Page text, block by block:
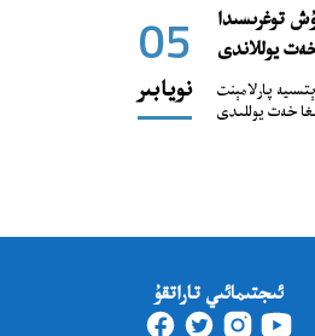
05
نويابىر
توغرىسىدا
خەت يوللاندى
پارلامېنت
خەت يوللىدى
ئىجتىمائىي تاراتقۇ